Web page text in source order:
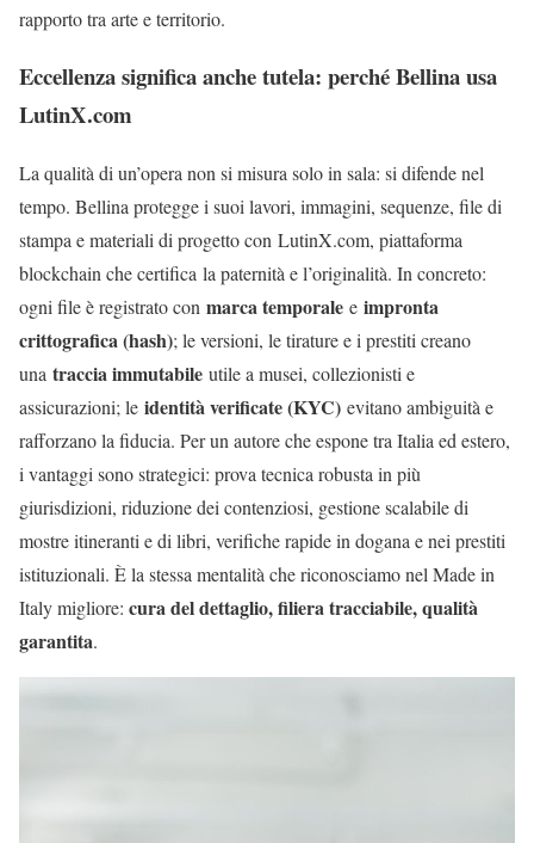
rapporto tra arte e territorio.
Eccellenza significa anche tutela: perché Bellina usa
LutinX.com
La qualità di un’opera non si misura solo in sala: si difende nel
tempo. Bellina protegge i suoi lavori, immagini, sequenze, file di
stampa e materiali di progettocon LutinX.com, piattaforma
blockchain che certifica la paternità e l’originalità. In concreto:
ogni file è registrato con marca temporale e impronta
crittografica (hash); le versioni, le tirature e i prestiti creano
una traccia immutabile utile a musei, collezionisti e
assicurazioni; le identità verificate (KYC) evitano ambiguità e
rafforzano la fiducia. Per un autore che espone tra Italia ed estero,
i vantaggi sono strategici: prova tecnica robusta in più
giurisdizioni, riduzione dei contenziosi, gestione scalabile di
mostre itineranti e di libri, verifiche rapide in dogana e nei prestiti
istituzionali. È la stessa mentalità che riconosciamo nel Made in
Italy migliore: cura del dettaglio, filiera tracciabile, qualità
garantita.